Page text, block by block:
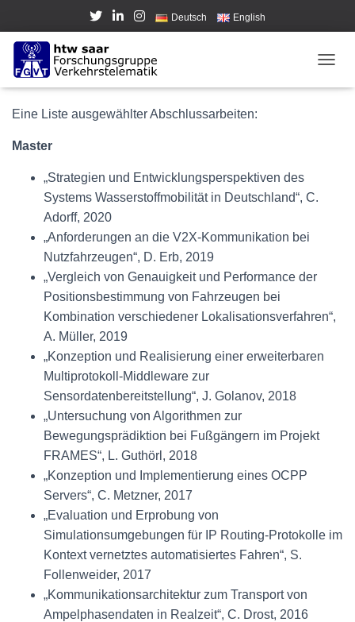
Deutsch English
Abschlussarbeiten
Eine Liste ausgewählter Abschlussarbeiten:
Master
„Strategien und Entwicklungsperspektiven des
Systems Wasserstoffmobilität in Deutschland“, C.
Adorff, 2020
„Anforderungen an die V2X-Kommunikation bei
Nutzfahrzeugen“, D. Erb, 2019
„Vergleich von Genauigkeit und Performance der
Positionsbestimmung von Fahrzeugen bei
Kombination verschiedener Lokalisationsverfahren“,
A. Müller, 2019
„Konzeption und Realisierung einer erweiterbaren
Multiprotokoll-Middleware zur
Sensordatenbereitstellung“, J. Golanov, 2018
„Untersuchung von Algorithmen zur
Bewegungsprädiktion bei Fußgängern im Projekt
FRAMES“, L. Guthörl, 2018
„Konzeption und Implementierung eines OCPP
Servers“, C. Metzner, 2017
„Evaluation und Erprobung von
Simulationsumgebungen für IP Routing-Protokolle im
Kontext vernetztes automatisiertes Fahren“, S.
Follenweider, 2017
„Kommunikationsarchitektur zum Transport von
Ampelphasendaten in Realzeit“, C. Drost, 2016